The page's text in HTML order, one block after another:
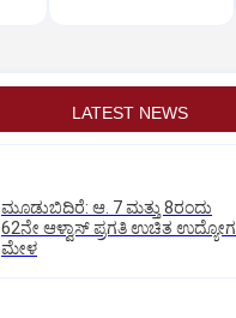
LATEST NEWS
ಮೂಡುಬಿದಿರೆ: ಆ. 7 ಮತ್ತು 8ರಂದು
62ನೇ ಆಳ್ವಾಸ್‌ ಪ್ರಗತಿ ಉಚಿತ ಉದ್ಯೋಗ
ಮೇಳ